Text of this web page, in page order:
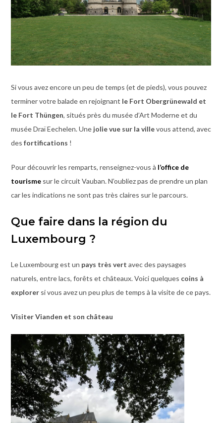
Si vous avez encore un peu de temps (et de pieds), vous pouvez
terminer votre balade en rejoignant le Fort Obergrünewald et
le Fort Thüngen, situés près du musée d’Art Moderne et du
musée Draï Eechelen. Une jolie vue sur la villevous attend, avec
des fortifications !
Pour découvrir les remparts, renseignez-vous à l’office de
tourismesur le circuit Vauban. N’oubliez pas de prendre un plan
car les indications ne sont pas très claires sur le parcours.
Que faire dans la région du
Luxembourg ?
Le Luxembourg est un pays très vert avec des paysages
naturels, entre lacs, forêts et châteaux. Voici quelques coins à
explorersi vous avez un peu plus de temps à la visite de ce pays.
Visiter Vianden et son château